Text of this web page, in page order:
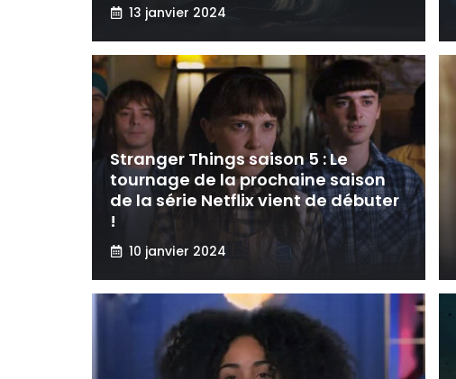
13 janvier 2024
Stranger Things saison 5 : Le
tournage de la prochaine saison
de la série Netflix vient de débuter
!
10 janvier 2024